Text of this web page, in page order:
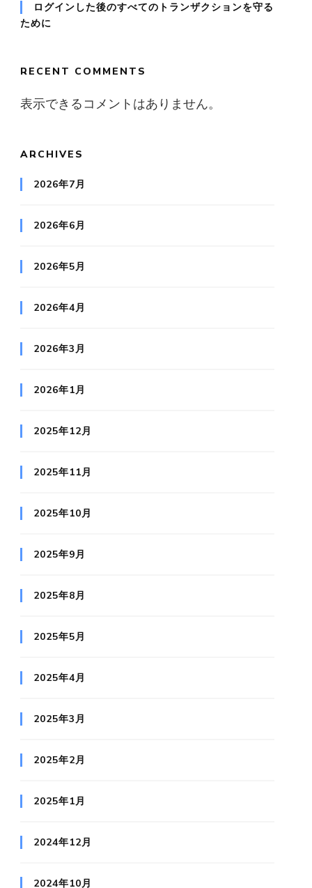
ログインした後のすべてのトランザクションを守る
ために
RECENT COMMENTS
表示できるコメントはありません。
ARCHIVES
2026年7月
2026年6月
2026年5月
2026年4月
2026年3月
2026年1月
2025年12月
2025年11月
2025年10月
2025年9月
2025年8月
2025年5月
2025年4月
2025年3月
2025年2月
2025年1月
2024年12月
2024年10月